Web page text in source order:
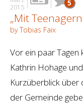
2015
5
„Mit
by Tobias Faix
Vor ein paar Tagen
Kathrin Hohage
Kurzüberblick über
der Gemeinde